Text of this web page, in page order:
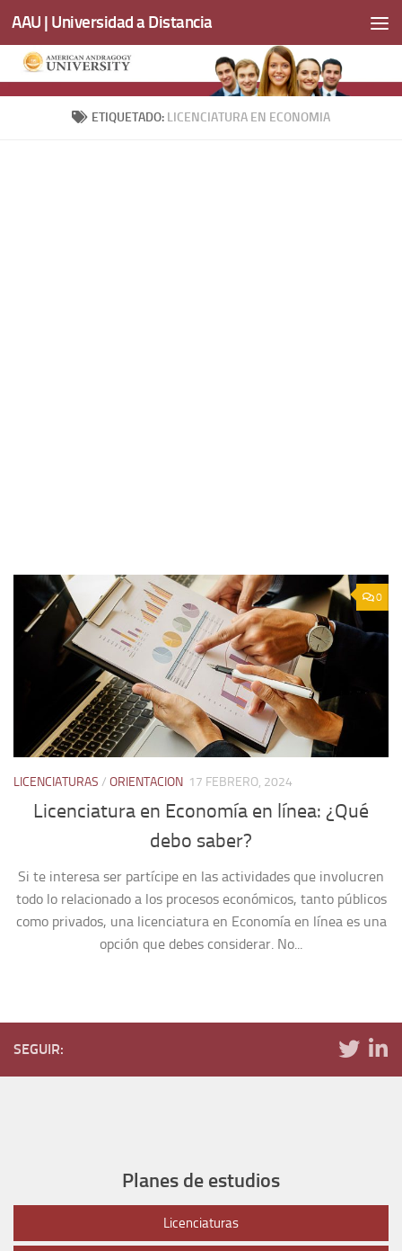
Saltar al contenido
AAU | Universidad a Distancia
ETIQUETADO: LICENCIATURA EN ECONOMIA
0
LICENCIATURAS / ORIENTACION 17 FEBRERO, 2024
Licenciatura en Economía en línea: ¿Qué
debo saber?
Si te interesa ser partícipe en las actividades que involucren
todo lo relacionado a los procesos económicos, tanto públicos
como privados, una licenciatura en Economía en línea es una
opción que debes considerar. No...
SEGUIR:
Planes de estudios
Licenciaturas